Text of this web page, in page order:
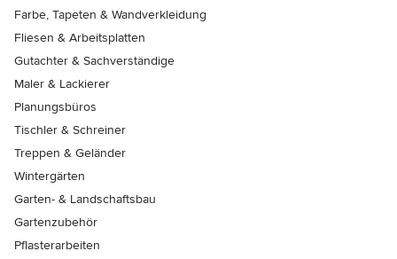
Farbe, Tapeten & Wandverkleidung
Fliesen & Arbeitsplatten
Gutachter & Sachverständige
Maler & Lackierer
Planungsbüros
Tischler & Schreiner
Treppen & Geländer
Wintergärten
Garten- & Landschaftsbau
Gartenzubehör
Pflasterarbeiten